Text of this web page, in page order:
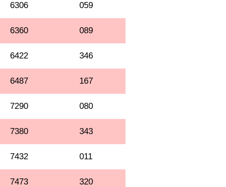
6306 059
6360 089
6422 346
6487 167
7290 080
7380 343
7432 011
7473 320